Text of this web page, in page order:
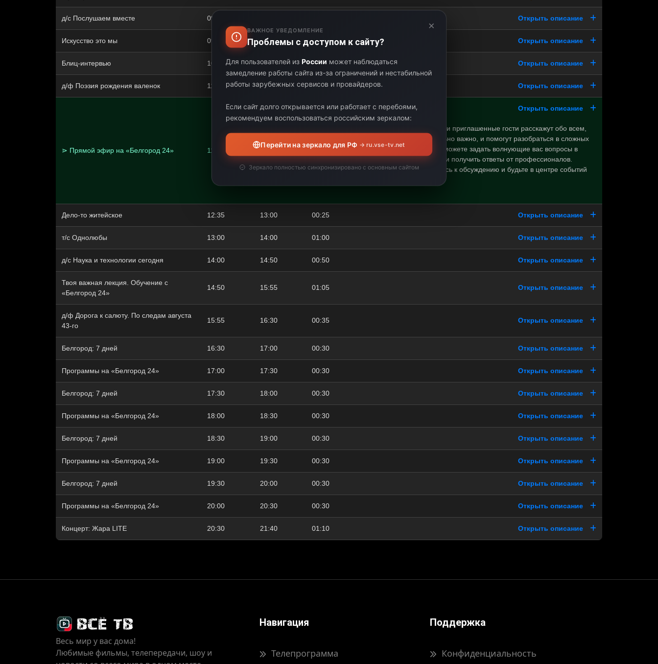
д/с Послушаем вместе 09:00 Открыть описание
Искусство это мы 09:35 10:30 00:55 Открыть описание
Блиц-интервью 10:30 11:00 00:30 Открыть описание
д/ф Поэзия рождения валенок 11:00 11:40 00:40 Открыть описание
⋗ Прямой эфир на «Белгород 24» 11:40 12:35
Открыть описание
Наши эксперты и приглашенные гости расскажут обо всем,
что действительно важно, и помогут разобраться в сложных
вопросах. Вы сможете задать волнующие вас вопросы в
прямом эфире и получить ответы от профессионалов.
Присоединяйтесь к обсуждению и будьте в центре событий
Дело‑то житейское 12:35 13:00 00:25 Открыть описание
т/с Однолюбы 13:00 14:00 01:00 Открыть описание
д/с Наука и технологии сегодня 14:00 14:50 00:50 Открыть описание
Твоя важная лекция. Обучение с
«Белгород 24»
14:50 15:55 01:05 Открыть описание
д/ф Дорога к салюту. По следам августа
43-го
15:55 16:30 00:35 Открыть описание
Белгород: 7 дней 16:30 17:00 00:30 Открыть описание
Программы на «Белгород 24» 17:00 17:30 00:30 Открыть описание
Белгород: 7 дней 17:30 18:00 00:30 Открыть описание
Программы на «Белгород 24» 18:00 18:30 00:30 Открыть описание
Белгород: 7 дней 18:30 19:00 00:30 Открыть описание
Программы на «Белгород 24» 19:00 19:30 00:30 Открыть описание
Белгород: 7 дней 19:30 20:00 00:30 Открыть описание
Программы на «Белгород 24» 20:00 20:30 00:30 Открыть описание
Концерт: Жара LITE 20:30 21:40 01:10 Открыть описание
Весь мир у вас дома!
Любимые фильмы, телепередачи, шоу и
Навигация
Телепрограмма
Поддержка
Конфиденциальность
×
ВАЖНОЕ УВЕДОМЛЕНИЕ
Проблемы с доступом к сайту?
Для пользователей из России может наблюдаться
замедление работы сайта из-за ограничений и нестабильной
работы зарубежных сервисов и провайдеров.
Если сайт долго открывается или работает с перебоями,
рекомендуем воспользоваться российским зеркалом:
Перейти на зеркало для РФ → ru.vse-tv.net
Зеркало полностью синхронизировано с основным сайтом